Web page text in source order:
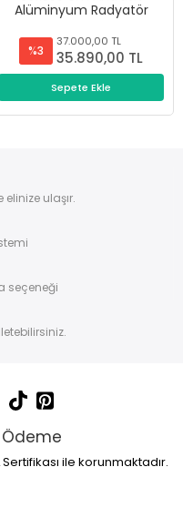
Alüminyum Radyatör
%3
37.000,00 TL
35.890,00 TL
Sepete Ekle
elinize ulaşır.
seçeneği
Ödeme
ile korunmaktadır.